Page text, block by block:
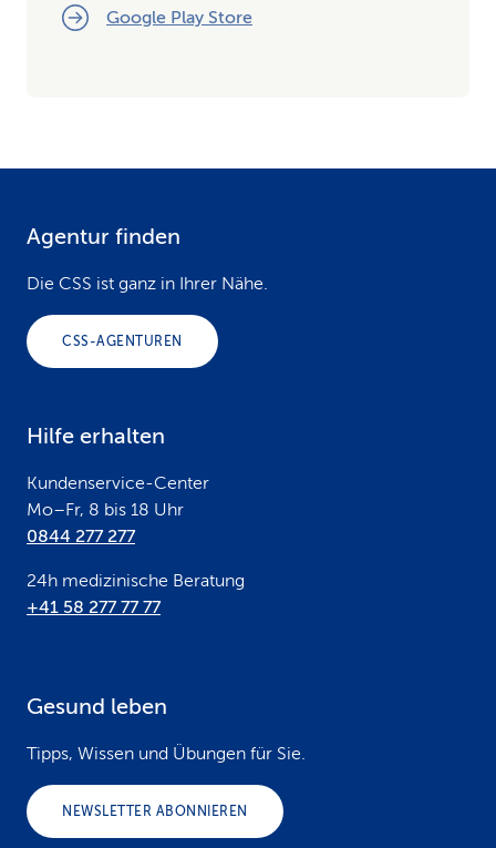
Google Play Store
Agentur finden
Die CSS ist ganz in Ihrer Nähe.
CSS-AGENTUREN
Hilfe erhalten
Kundenservice-Center
Mo–Fr, 8 bis 18 Uhr
0844 277 277
24h medizinische Beratung
+41 58 277 77 77
Gesund leben
Tipps, Wissen und Übungen für Sie.
NEWSLETTER ABONNIEREN